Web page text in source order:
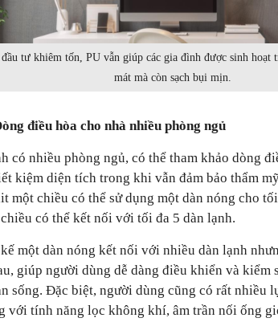
tư khiêm tốn, PU vẫn giúp các gia đình được sinh hoạt
mát mà còn sạch bụi mịn.
điều hòa cho nhà nhiều phòng ngủ
có nhiều phòng ngủ, có thể tham khảo dòng
kiệm diện tích trong khi vẫn đảm bảo thẩm
một chiều có thể sử dụng một dàn nóng cho
có thể kết nối với tối đa 5 dàn lạnh.
một dàn nóng kết nối với nhiều dàn lạnh
giúp người dùng dễ dàng điều khiển và kiểm
sống. Đặc biệt, người dùng cũng có rất nhiều
với tính năng lọc không khí, âm trần nối ống